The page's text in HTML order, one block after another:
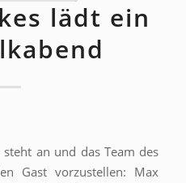
lädt ein
an und das Team des
Gast vorzustellen: Max